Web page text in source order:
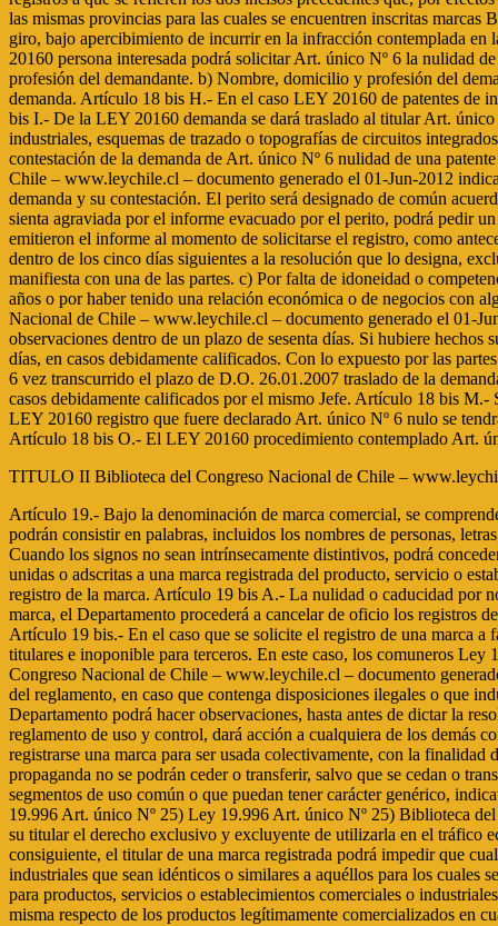
TITULO II Biblioteca del Congreso Nacional de Chile –
Artículo 19.- Bajo la denominación de marca comercial, se
podrán consistir en palabras, incluidos los nombres de personas,
Cuando los signos no sean intrínsecamente distintivos, podrá
unidas o adscritas a una marca registrada del producto, servicio o
registro de la marca. Artículo 19 bis A.- La nulidad o caducidad por
marca, el Departamento procederá a cancelar de oficio los registros
Artículo 19 bis.- En el caso que se solicite el registro de una marca a
titulares e inoponible para terceros. En este caso, los comuneros
Congreso Nacional de Chile – www.leychile.cl – documento
del reglamento, en caso que contenga disposiciones ilegales o que
Departamento podrá hacer observaciones, hasta antes de dictar la
reglamento de uso y control, dará acción a cualquiera de los demás
registrarse una marca para ser usada colectivamente, con la
propaganda no se podrán ceder o transferir, salvo que se cedan o
segmentos de uso común o que puedan tener carácter genérico,
19.996 Art. único Nº 25) Ley 19.996 Art. único Nº 25) Biblioteca
su titular el derecho exclusivo y excluyente de utilizarla en el tráfico
consiguiente, el titular de una marca registrada podrá impedir que
industriales que sean idénticos o similares a aquéllos para los
para productos, servicios o establecimientos comerciales o
misma respecto de los productos legítimamente comercializados en